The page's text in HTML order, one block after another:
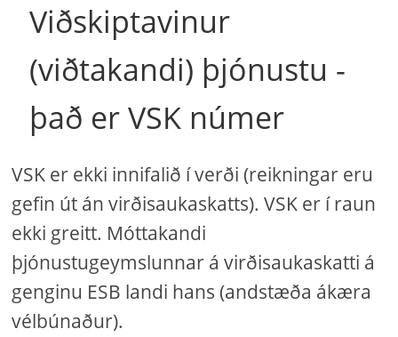
Viðskiptavinur
(viðtakandi) þjónustu -
það er VSK númer
VSK er ekki innifalið í verði (reikningar eru
gefin út án virðisaukaskatts). VSK er í raun
ekki greitt. Móttakandi
þjónustugeymslunnar á virðisaukaskatti á
genginu ESB landi hans (andstæða ákæra
vélbúnaður).